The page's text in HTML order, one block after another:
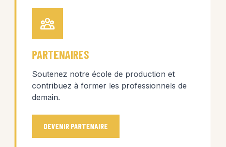
PARTENAIRES
Soutenez notre école de production et
contribuez à former les professionnels de
demain.
DEVENIR PARTENAIRE